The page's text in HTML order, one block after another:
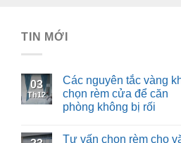
TIN MỚI
03
Th12
Các nguyên tắc vàng
chọn rèm cửa để căn
phòng không bị rối
Tư vấn chọn rèm cho